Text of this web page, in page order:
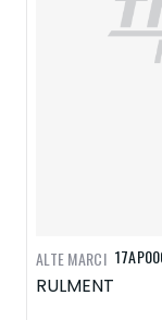
RULMENT
ALTE MARCI